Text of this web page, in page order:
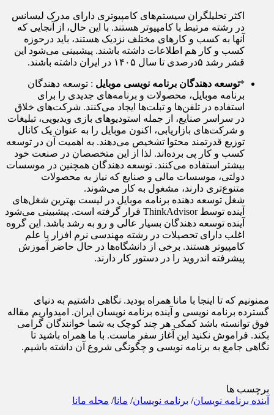
اکثر تحلیلگران سیستم‌های کامپیوتری دارای مدرک لیسانس
در رشته مرتبط با کامپیوتر هستند. با این حال، از آنجایی که
آنها به کسب و کارهای مختلف نزدیک هستند، باید درحوزه
کسب و کار هم اطلاعات داشته باشند. پیشبینی می‌شود این
قشر رشد ۵درصدی تا سال ۱۴۰۵ در ایران داشته باشند.
*توسعه دهندگان برنامه نویسی موبایل : توسعه دهندگان
برنامه موبایل، محصولات و برنامه‌های جدیدی را برای
استفاده در تلفن‌ها و تبلت‌ها ایجاد می‌کنند. شرکت‌های خلاق
در سراسر صنایع، از جمله استودیوهای بازی ویدیویی، تبلیغات
و شرکت‌های بازاریابی، اکنون موبایل را به عنوان یک کانال
توزیع قدرتمند محتوا تشخیص می‌دهند. به اهمیت آن در توسعه
کسب و کار پی برده‌اند. لذا از این متخصصان در صنعت خود
بیشتر استفاده می‌کنند. توسعه دهندگان همچنین در موسسات
دولتی، موسسات مالی و صنایع که نیاز به محصولات
متنوع‌تری دارند، مشغول به کار می‌شوند.
شغل توسعه دهنده برنامه موبایل در لیست بهترین شغل‌های
آینده توسط ThinkAdvisor قرار گرفته است. پیشبینی می‌شود
آینده توسعه دهندگان بسیار عالی و رو به رشد باشد. این گروه
اغلب دارای تحصیلات در رشته مهندسی نرم افزار یا علم
کامپیوتر هستند. برخی از دانشگاه‌ها در حال حاضر آموزش
پیشرفته اندروید را در دستور کار دارند.
ممنونیم که تا اینجا با مانا همراه بودید. نگاهی داشتیم به دنیای
گسترده برنامه نویسی و آینده برنامه نویسان ایران. امیدواریم مقاله
فوق توانسته باشد کمکی هر چند کوچک به شما خوانندگان گرامی
بکند. فراموش نکنید این آغاز سفر ماست. با ما همراه باشید تا
نگاهی جامع به برنامه نویسی و چگونگی شروع آن داشته باشیم.
برچسب ها
آینده برنامه نویسان/ برنامه نویسان/ مانا/ مجله مانا